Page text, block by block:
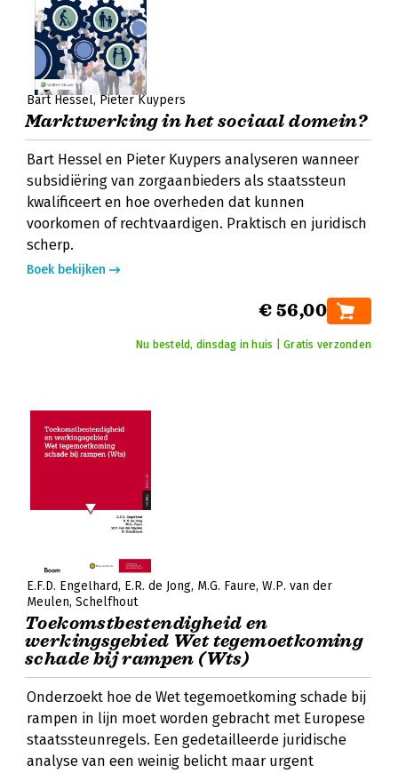
Bart Hessel Pieter Kuypers
Marktwerking in het sociaal domein?
Bart Hessel en Pieter Kuypers analyseren wanneer
subsidiëring van zorgaanbieders als staatssteun
kwalificeert en hoe overheden dat kunnen
voorkomen of rechtvaardigen. Praktisch en juridisch
scherp.
Boek bekijken
€ 56,00
Nu besteld, dinsdag in huis | Gratis verzonden
E.F.D. Engelhard E.R. de Jong M.G. Faure W.P. van der
Meulen Schelfhout
Toekomstbestendigheid en
werkingsgebied Wet tegemoetkoming
schade bij rampen (Wts)
Onderzoekt hoe de Wet tegemoetkoming schade bij
rampen in lijn moet worden gebracht met Europese
staatssteunregels. Een gedetailleerde juridische
analyse van een weinig belicht maar urgent